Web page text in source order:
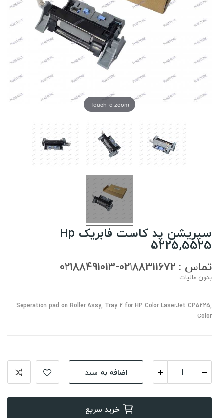
Touch to zoom
سپریشن پد کاست فابریک Hp
5225,5525
تماس : 02188311672-02188491013
بدون مالیات
Seperation pad on Roller Assy, Tray 2 for HP Color LaserJet CP5225,
Color
اضافه به سبد
خرید سریع